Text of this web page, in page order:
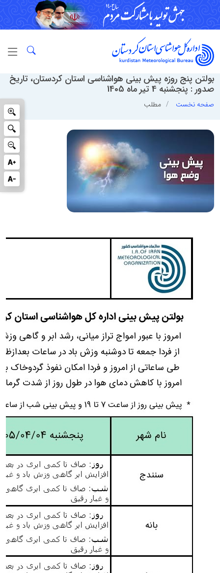
بولتن پنج روزه پیش بینی هواشناسی استان کردستان، تاریخ
صدور : پنجشنبه 4 تیر ماه 1405
صفحه نخست مطلب